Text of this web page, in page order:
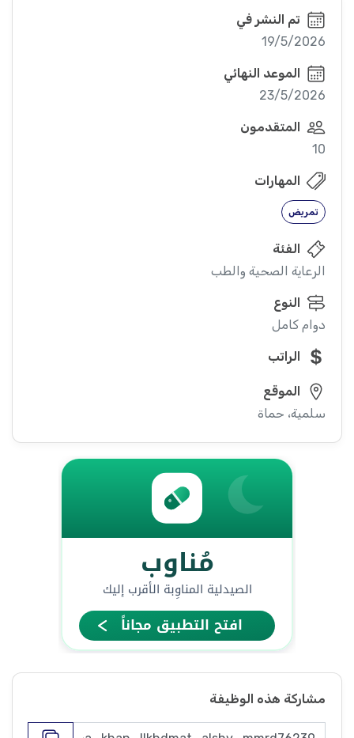
تم النشر في
19/5/2026
الموعد النهائي
23/5/2026
المتقدمون
10
المهارات
تمريض
الفئة
الرعاية الصحية والطب
النوع
دوام كامل
الراتب
الموقع
سلمية، حماة
مشاركة هذه الوظيفة